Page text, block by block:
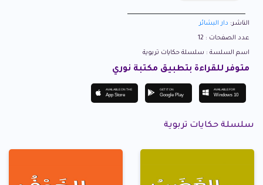
الناشر: دار البشائر
عدد الصفحات : 12
اسم السلسة : سلسلة حكايات تربوية
متوفر للقراءة بتطبيق مكتبة نوري
AVAILABLE ON THE
App Store
GET IT ON
Google Play
AVAILABLE FOR
Windows 10
سلسلة حكايات تربوية